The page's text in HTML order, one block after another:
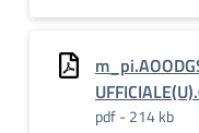
pdf - 214 kb